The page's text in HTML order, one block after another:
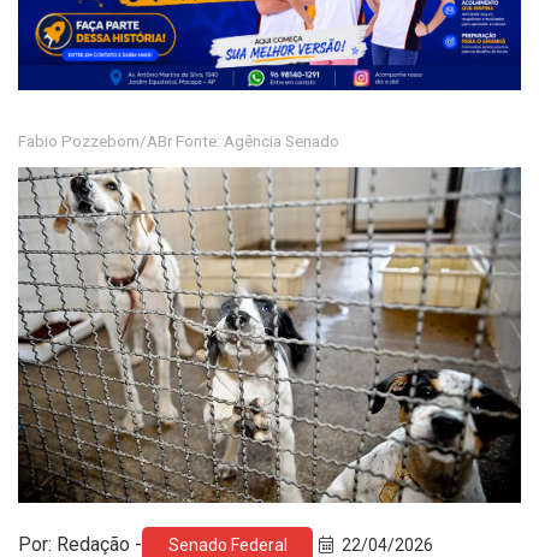
Fabio Pozzebom/ABr Fonte: Agência Senado
Por: Redação - Senado Federal 22/04/2026